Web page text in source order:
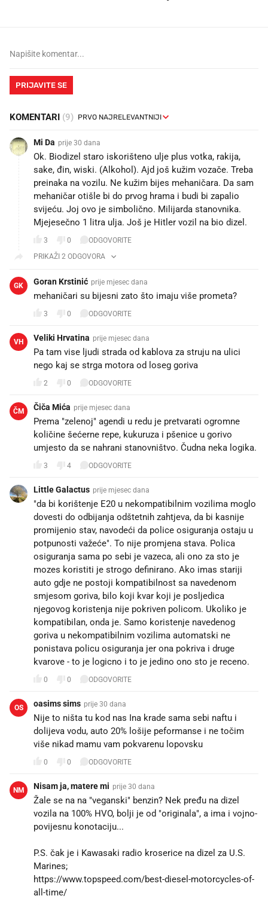
PRIJAVITE SE
KOMENTARI (9)
Mi Da prije 30 dana
Ok. Biodizel staro iskorišteno ulje plus votka, rakija,
sake, đin, wiski. (Alkohol). Ajd još kužim vozače. Treba
preinaka na vozilu. Ne kužim bijes mehaničara. Da sam
mehaničar otišle bi do prvog hrama i budi bi zapalio
svijeću. Joj ovo je simbolično. Milijarda stanovnika.
Mjejesečno 1 litra ulja. Još je Hitler vozil na bio dizel.
3 0
ODGOVORITE
PRIKAŽI 2 ODGOVORA
GK Goran Krstinić prije mjesec dana
mehaničari su bijesni zato što imaju više prometa?
3 0 ODGOVORITE
VH Veliki Hrvatina prije mjesec dana
Pa tam vise ljudi strada od kablova za struju na ulici
nego kaj se strga motora od loseg goriva
2 0 ODGOVORITE
ČM Čiča Mića prije mjesec dana
Prema "zelenoj" agendi u redu je pretvarati ogromne
količine šećerne repe, kukuruza i pšenice u gorivo
umjesto da se nahrani stanovništvo. Čudna neka logika.
3 4 ODGOVORITE
Little Galactus prije mjesec dana
"da bi korištenje E20 u nekompatibilnim vozilima moglo
dovesti do odbijanja odštetnih zahtjeva, da bi kasnije
promijenio stav, navodeći da police osiguranja ostaju u
potpunosti važeće". To nije promjena stava. Polica
osiguranja sama po sebi je vazeca, ali ono za sto je
mozes koristiti je strogo definirano. Ako imas stariji
auto gdje ne postoji kompatibilnost sa navedenom
smjesom goriva, bilo koji kvar koji je posljedica
njegovog koristenja nije pokriven policom. Ukoliko je
kompatibilan, onda je. Samo koristenje navedenog
goriva u nekompatibilnim vozilima automatski ne
ponistava policu osiguranja jer ona pokriva i druge
kvarove - to je logicno i to je jedino ono sto je receno.
0 0 ODGOVORITE
OS oasims sims prije 30 dana
Nije to ništa tu kod nas Ina krade sama sebi naftu i
dolijeva vodu, auto 20% lošije peformanse i ne točim
više nikad mamu vam pokvarenu lopovsku
0 0 ODGOVORITE
NM Nisam ja, matere mi prije 30 dana
Žale se na na "veganski" benzin? Nek pređu na dizel
vozila na 100% HVO, bolji je od "originala", a ima i vojno-
povijesnu konotaciju...😁
P.S. čak je i Kawasaki radio kroserice na dizel za U.S.
Marines;
https://www.topspeed.com/best-diesel-motorcycles-of-
all-time/